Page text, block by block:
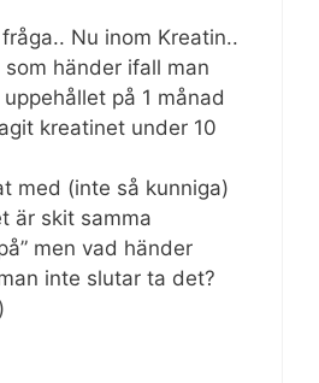
Nu inom Kreatin..
händer ifall man
på 1 månad
kreatinet under 10
med (inte så kunniga)
är skit samma
men vad händer
inte slutar ta det?